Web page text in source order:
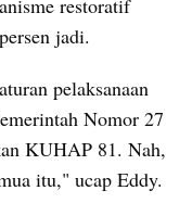
restoratif
jadi.
pelaksanaan
Nomor 27
KUHAP 81. Nah,
itu," ucap Eddy.